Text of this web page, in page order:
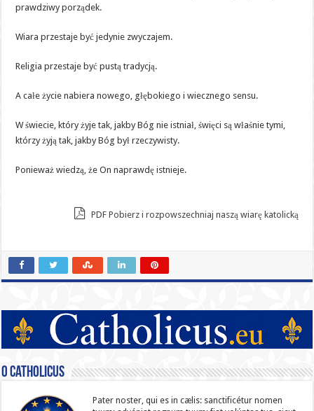
prawdziwy porządek.
Wiara przestaje być jedynie zwyczajem.
Religia przestaje być pustą tradycją.
A całe życie nabiera nowego, głębokiego i wiecznego sensu.
W świecie, który żyje tak, jakby Bóg nie istniał, święci są właśnie tymi,
którzy żyją tak, jakby Bóg był rzeczywisty.
Ponieważ wiedzą, że On naprawdę istnieje.
PDF Pobierz i rozpowszechniaj naszą wiarę katolicką
O catholicus
Pater noster, qui es in cælis: sanc­ti­ficétur nomen